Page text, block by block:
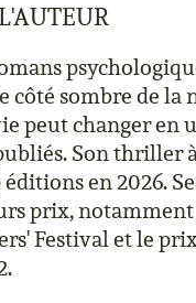
côté sombre de
peut changer en
Son thriller
en 2026.
prix,
Festival et le